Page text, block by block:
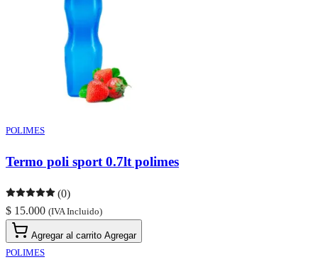
POLIMES
Termo poli sport 0.7lt polimes
(0)
$ 15.000 (IVA Incluido)
Agregar al carrito Agregar
POLIMES